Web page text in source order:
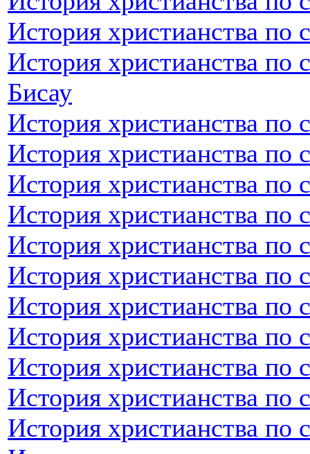
История христианства по
История христианства по
Бисау
История христианства по
История христианства по
История христианства по
История христианства по
История христианства по
История христианства по
История христианства по
История христианства по
История христианства по
История христианства по
История христианства